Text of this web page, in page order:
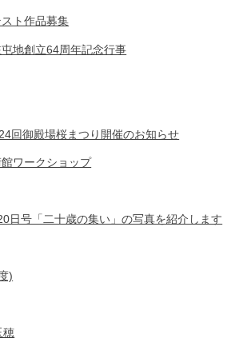
ト作品募集
地創立64周年記念行事
回御殿場桜まつり開催のお知らせ
ワークショップ
日号「二十歳の集い」の写真を紹介します
)
穂